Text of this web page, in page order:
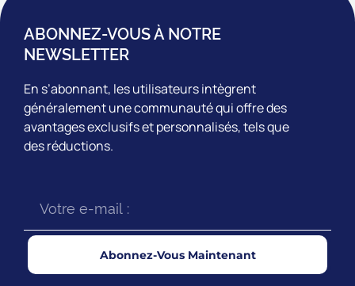
ABONNEZ-VOUS À NOTRE
NEWSLETTER
En s’abonnant, les utilisateurs intègrent
généralement une communauté qui offre des
avantages exclusifs et personnalisés, tels que
des réductions.
Abonnez-Vous Maintenant